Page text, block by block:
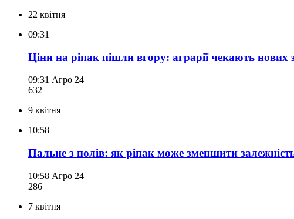
22 квітня
09:31
Ціни на ріпак пішли вгору: аграрії чекають нових
09:31 Агро 24
632
9 квітня
10:58
Пальне з полів: як ріпак може зменшити
10:58 Агро 24
286
7 квітня